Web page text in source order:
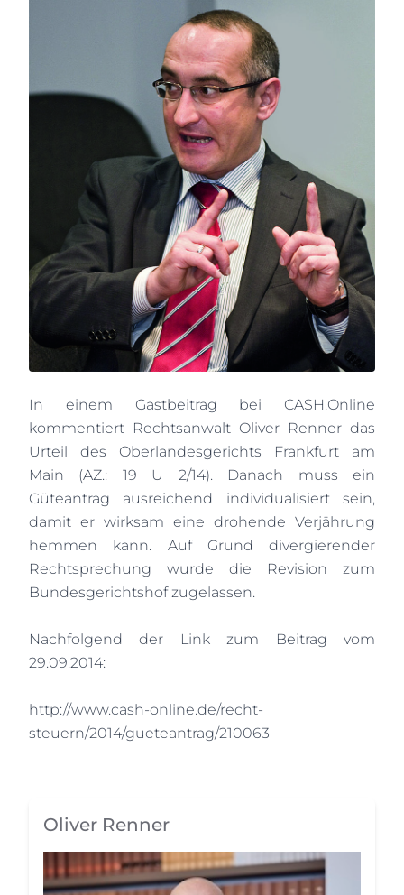
In einem Gastbeitrag bei CASH.Online
kommentiert Rechtsanwalt Oliver Renner das
Urteil des Oberlandesgerichts Frankfurt am
Main (AZ.: 19 U 2/14). Danach muss ein
Güteantrag ausreichend individualisiert sein,
damit er wirksam eine drohende Verjährung
hemmen kann. Auf Grund divergierender
Rechtsprechung wurde die Revision zum
Bundesgerichtshof zugelassen.
Nachfolgend der Link zum Beitrag vom
29.09.2014:
http://www.cash-online.de/recht-
steuern/2014/gueteantrag/210063
Oliver Renner